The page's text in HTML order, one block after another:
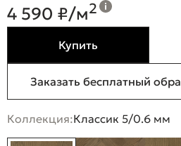
4 590 ₽/м2
Купить
Заказать бесплатный
Коллекция:Классик 5/0.6 мм